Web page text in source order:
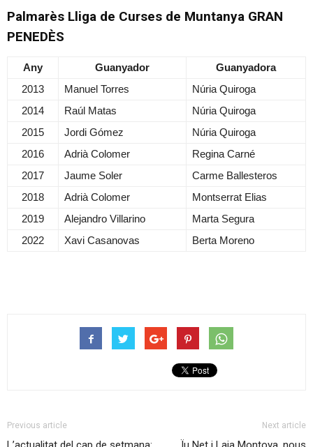
Palmarès Lliga de Curses de Muntanya GRAN
PENEDÈS
Any Guanyador
Guanyadora
2013
Manuel Torres
Núria Quiroga
2014
Raúl Matas
Núria Quiroga
2015
Jordi Gómez
Núria Quiroga
2016
Adrià Colomer
Regina Carné
2017
Jaume Soler
Carme Ballesteros
2018
Adrià Colomer
Montserrat Elias
2019
Alejandro Villarino
Marta Segura
2022
Xavi Casanovas Berta Moreno
Previous article Next article